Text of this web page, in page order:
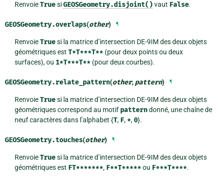
RenvoieTruesiGEOSGeometry.disjoint() vaut False.
GEOSGeometry.overlaps(other) ¶
RenvoieTruesi la matrice d’intersection DE-9IM des deux objets
géométriques est T*T***T**(pour deux points ou deux
surfaces), ou 1*T***T**(pour deux courbes).
GEOSGeometry.relate_pattern(other, pattern) ¶
RenvoieTruesi la matrice d’intersection DE-9IM des deux objets
géométriques correspond au motif patterndonné, une chaîne de
neuf caractères dans l’alphabet {T, F, *,0}.
GEOSGeometry.touches(other) ¶
RenvoieTruesi la matrice d’intersection DE-9IM des deux objets
géométriques est FT*******, F**T*****ou F***T****.